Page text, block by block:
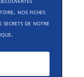
nos fiches
secrets de notre